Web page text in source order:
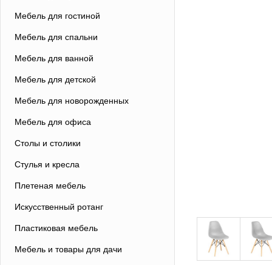
Мебель для гостиной
Мебель для спальни
Мебель для ванной
Мебель для детской
Мебель для новорожденных
Мебель для офиса
Столы и столики
Стулья и кресла
Плетеная мебель
Искусственный ротанг
Пластиковая мебель
Мебель и товары для дачи